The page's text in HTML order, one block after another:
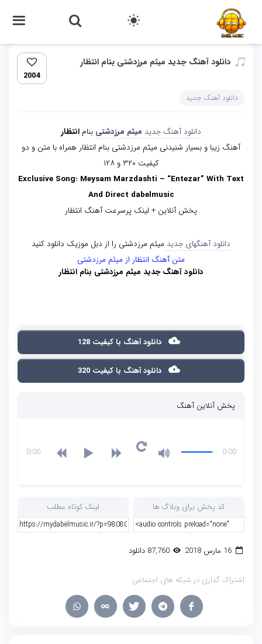
دانلود آهنگ جدید میثم مرزدشتی بنام انتظار
2004
دانلود آهنگ جدید
دانلود آهنگ جدید میثم مرزدشتی بنامانتظار
آهنگ زیبا و بسیار شنیدنی میثم مرزدشتی بنام انتظار همراه با متن و دو
کیفیت ۳۲۰ و ۱۲۸
Exclusive Song: Meysam Marzdashti – “Entezar” With Text
And Direct dabelmusic
پخش آنلاین + لینک پرسرعت آهنگ انتظار
دانلود آهنگهای جدید میثم مرزدشتی را از دبل موزیک دانلود کنید
متن آهنگ انتظار از میثم مرزدشتی
دانلود آهنگ جدید میثم مرزدشتی بنام انتظار
دانلود آهنگ با کیفیت 128
دانلود آهنگ با کیفیت 320
پخش آنلاین آهنگ
0:00
0:00
کد پخش برای وبلاگ ها لینک کوتاه مطلب
16 مارس 2018 87,760 دانلود
اشتراک گذاری در شبکه های اجتماعی